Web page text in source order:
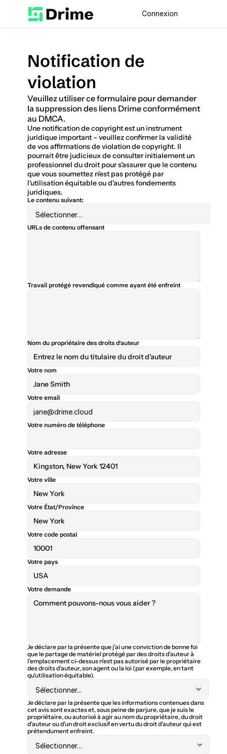
Connexion
Notification de
violation
Veuillez utiliser ce formulaire pour demander
la suppression des liens Drime conformément
au DMCA.
Une notification de copyright est un instrument
juridique important – veuillez confirmer la validité
de vos affirmations de violation de copyright. Il
pourrait être judicieux de consulter initialement un
professionnel du droit pour s'assurer que le contenu
que vous soumettez n'est pas protégé par
l'utilisation équitable ou d'autres fondements
juridiques.
Le contenu suivant:
URLs de contenu offensant
Travail protégé revendiqué comme ayant été enfreint
Nom du propriétaire des droits d'auteur
Votre nom
Votre email
Votre numéro de téléphone
Votre adresse
Votre ville
Votre État/Province
Votre code postal
Votre pays
Votre demande
Je déclare par la présente que j'ai une conviction de bonne foi
que le partage de matériel protégé par des droits d'auteur à
l'emplacement ci-dessus n'est pas autorisé par le propriétaire
des droits d'auteur, son agent ou la loi (par exemple, en tant
qu'utilisation équitable).
Je déclare par la présente que les informations contenues dans
cet avis sont exactes et, sous peine de parjure, que je suis le
propriétaire, ou autorisé à agir au nom du propriétaire, du droit
d'auteur ou d'un droit exclusif en vertu du droit d'auteur qui est
prétendument enfreint.